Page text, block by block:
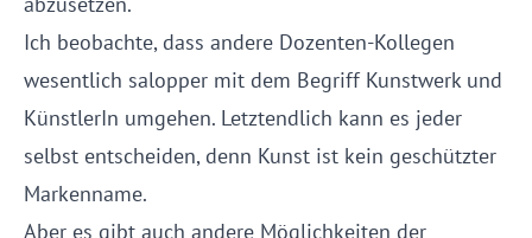
Ich beobachte, dass andere Dozenten-Kollegen
wesentlich salopper mit dem Begriff Kunstwerk und
KünstlerIn umgehen. Letztendlich kann es jeder
selbst entscheiden, denn Kunst ist kein geschützter
Markenname.
Aber es gibt auch andere Möglichkeiten der